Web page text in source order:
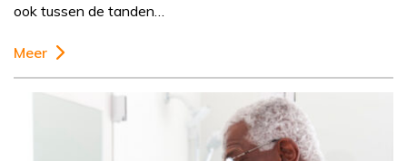
ook tussen de tanden…
Meer